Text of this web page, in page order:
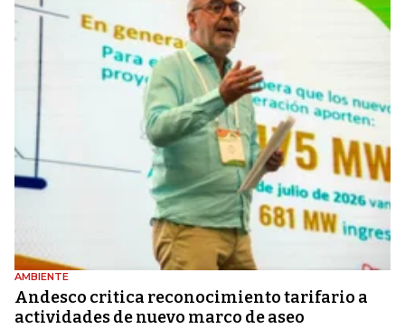
AMBIENTE
Andesco critica reconocimiento tarifario a
actividades de nuevo marco de aseo